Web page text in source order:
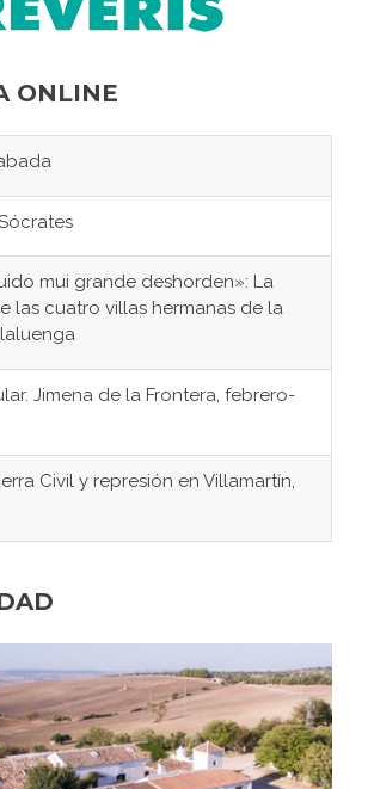
ONLINE
mui grande deshorden»: La
las cuatro villas hermanas de la
Jimena de la Frontera, febrero-
Civil y represión en Villamartín,
nazis
Ubrique, febrero-julio 1936